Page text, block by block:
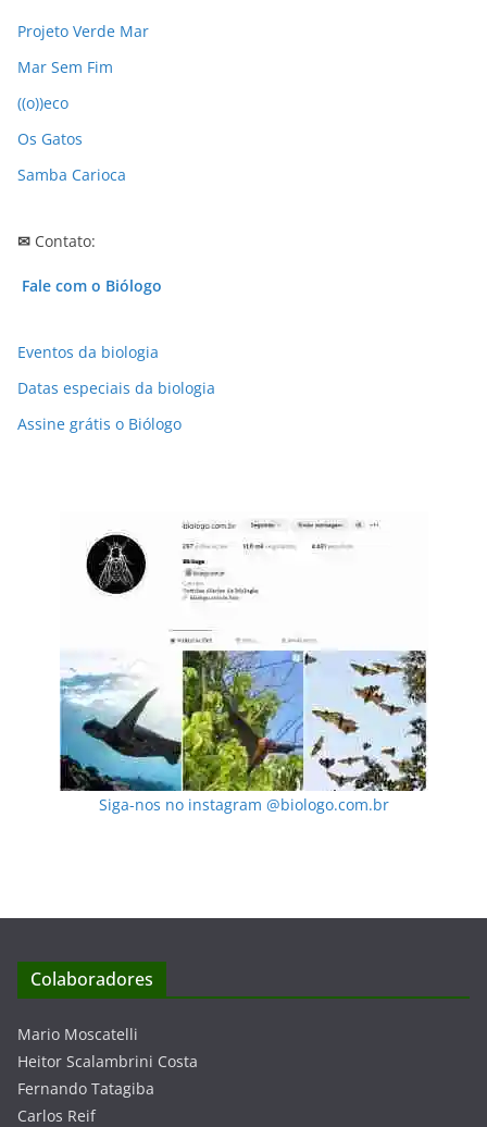
s
Projeto Verde Mar
Mar Sem Fim
((o))eco
Os Gatos
Samba Carioca
✉ Contato:
Fale com o Biólogo
Eventos da biologia
Datas especiais da biologia
Assine grátis o Biólogo
Siga-nos no instagram @biologo.com.br
Colaboradores
Mario Moscatelli
Heitor Scalambrini Costa
Fernando Tatagiba
Carlos Reif